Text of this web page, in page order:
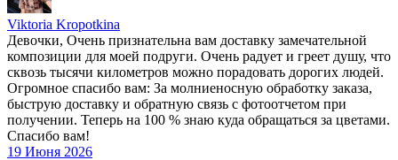
Viktoria Kropotkina
Девочки, Очень признательна вам доставку замечательной
композиции для моей подруги. Очень радует и греет душу, что
сквозь тысячи километров можно порадовать дорогих людей.
Огромное спасибо вам: За молниеносную обработку заказа,
быструю доставку и обратную связь с фотоотчетом при
получении. Теперь на 100 % знаю куда обращаться за цветами.
Спасибо вам!
19 Июня 2026